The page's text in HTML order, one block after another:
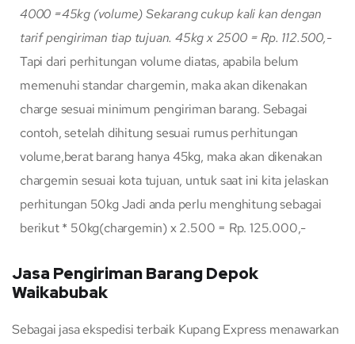
4000 =45kg (volume)Sekarang cukup kali kan dengan
tarif pengiriman tiap tujuan. 45kg x 2500 = Rp. 112.500,-
Tapi dari perhitungan volume diatas, apabila belum
memenuhi standar chargemin, maka akan dikenakan
charge sesuai minimum pengiriman barang. Sebagai
contoh, setelah dihitung sesuai rumus perhitungan
volume,berat barang hanya 45kg, maka akan dikenakan
chargemin sesuai kota tujuan, untuk saat ini kita jelaskan
perhitungan 50kg Jadi anda perlu menghitung sebagai
berikut * 50kg(chargemin) x 2.500 = Rp. 125.000,-
Jasa Pengiriman Barang Depok
Waikabubak
Sebagai jasa ekspedisi terbaik Kupang Express menawarkan